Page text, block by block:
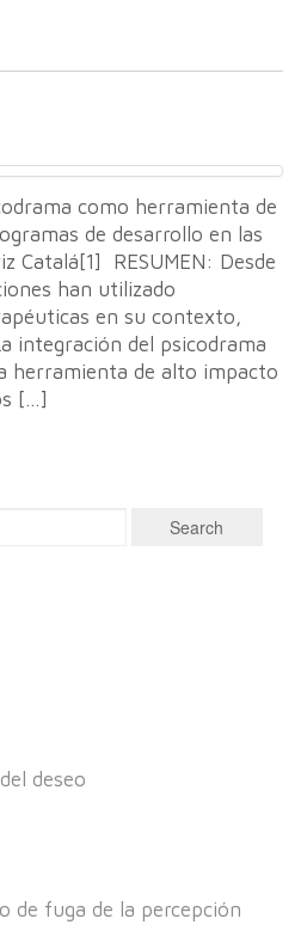
como herramienta de
de desarrollo en las
Catalá[1] RESUMEN: Desde
han utilizado
en su contexto,
integración del psicodrama
herramienta de alto impacto
[…]
deseo
de fuga de la percepción